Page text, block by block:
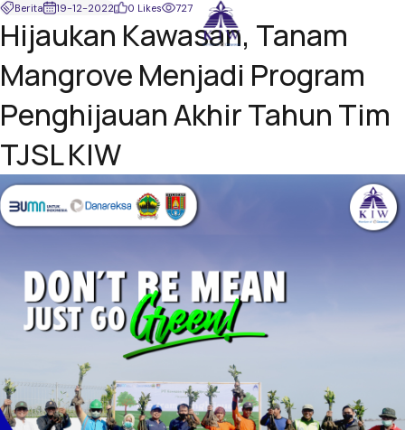
Berita 19-12-2022 0 Likes 727
Hijaukan Kawasan, Tanam
Mangrove Menjadi Program
Penghijauan Akhir Tahun Tim
TJSL KIW